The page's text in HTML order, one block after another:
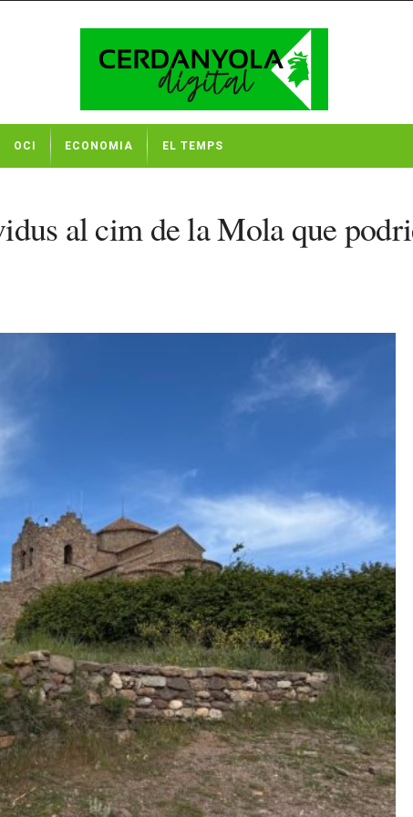
OCI ECONOMIA EL TEMPS
al cim de la Mola que